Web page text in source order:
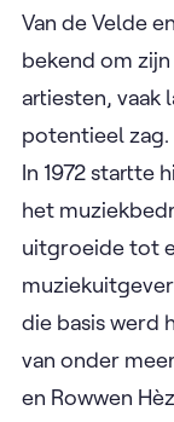
Van de Velde
bekend om
artiesten, vaak
potentieel zag.
In 1972 startte
het
uitgroeide tot
die basis werd
van onder
en Rowwen